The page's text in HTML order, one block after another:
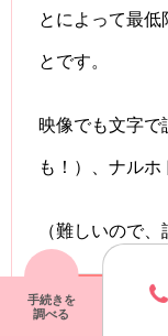
とによって最低
とです。
映像でも文字で
も！）、ナルホ
（難しいので、
関連記事
手続きを
調べる